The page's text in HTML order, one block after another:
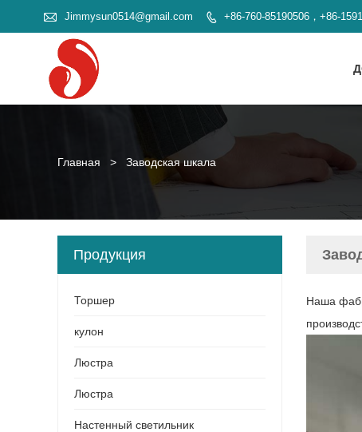
 Jimmysun0514@gmail.com  +86-760-85190506，+86-
Главная > Заводская шкала
Наша
Продукция
Торшер
кулон
Люстра
Люстра
Настенный светильник